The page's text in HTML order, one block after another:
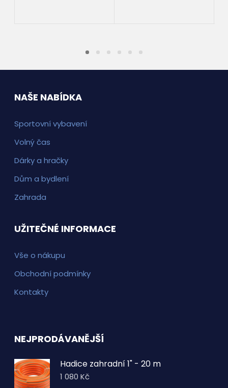
NAŠE NABÍDKA
Sportovní vybavení
Volný čas
Dárky a hračky
Dům a bydlení
Zahrada
UŽITEČNÉ INFORMACE
Vše o nákupu
Obchodní podmínky
Kontakty
NEJPRODÁVANĚJŠÍ
Hadice zahradní 1" - 20 m
1 080Kč